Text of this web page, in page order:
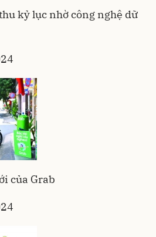
kỷ lục nhờ công nghệ dữ
của Grab